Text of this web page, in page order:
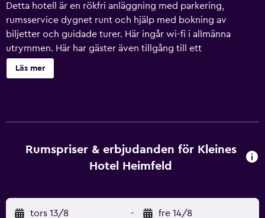
Detta hotell är en rökfri anläggning med parkering,
rumsservice dygnet runt och hjälp med bokning av
biljetter och guidade turer. Här ingår wi-fi i allmänna
utrymmen. Här har gäster även tillgång till ett
värdeförvaringsskåp i receptionen, flerspråkig personal
och en bankettsal. Kleines Hotel Heimfeld erbjuder 40 rum
mörkläggningsgardiner. Allergitestade sängkläder och
strykjärn/strykbräda kan fås på begäran. Städning sker
Läs mer
Rumspriser & erbjudanden för Kleines
Hotel Heimfeld
tors 13/8 - fre 14/8